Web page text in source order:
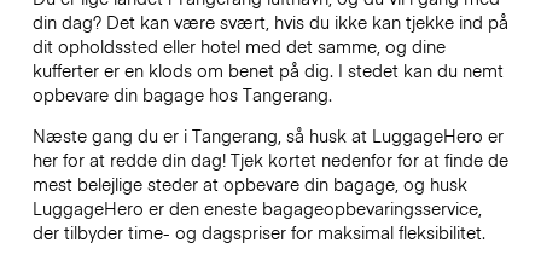
din dag? Det kan være svært, hvis du ikke kan tjekke ind på
dit opholdssted eller hotel med det samme, og dine
kufferter er en klods om benet på dig. I stedet kan du nemt
opbevare din bagage hos Tangerang.
Næste gang du er i Tangerang, så husk at LuggageHero er
her for at redde din dag! Tjek kortet nedenfor for at finde de
mest belejlige steder at opbevare din bagage, og husk
LuggageHero er den eneste bagageopbevaringsservice,
der tilbyder time- og dagspriser for maksimal fleksibilitet.